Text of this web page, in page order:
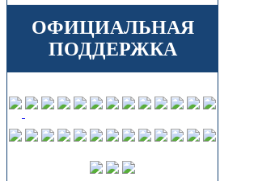
ОФИЦИАЛЬНАЯ
ПОДДЕРЖКА